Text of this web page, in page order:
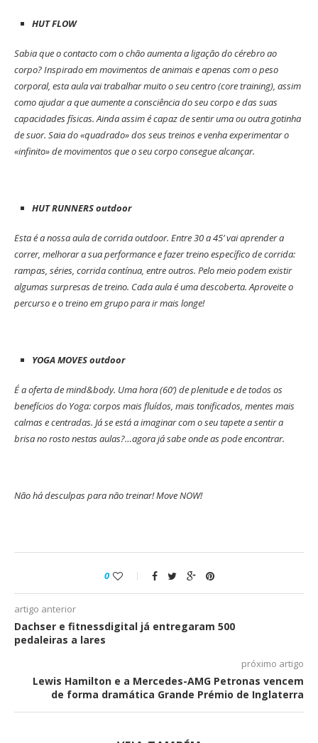
HUT FLOW
Sabia que o contacto com o chão aumenta a ligação do cérebro ao
corpo? Inspirado em movimentos de animais e apenas com o peso
corporal, esta aula vai trabalhar muito o seu centro (core training), assim
como ajudar a que aumente a consciência do seu corpo e das suas
capacidades físicas. Ainda assim é capaz de sentir uma ou outra gotinha
de suor. Saia do «quadrado» dos seus treinos e venha experimentar o
«infinito» de movimentos que o seu corpo consegue alcançar.
HUT RUNNERS outdoor
Esta é a nossa aula de corrida outdoor. Entre 30 a 45’ vai aprender a
correr, melhorar a sua performance e fazer treino específico de corrida:
rampas, séries, corrida contínua, entre outros. Pelo meio podem existir
algumas surpresas de treino. Cada aula é uma descoberta. Aproveite o
percurso e o treino em grupo para ir mais longe!
YOGA MOVES outdoor
É a oferta de mind&body. Uma hora (60’) de plenitude e de todos os
benefícios do Yoga: corpos mais fluídos, mais tonificados, mentes mais
calmas e centradas. Já se está a imaginar com o seu tapete a sentir a
brisa no rosto nestas aulas?…agora já sabe onde as pode encontrar.
Não há desculpas para não treinar! Move NOW!
0
artigo anterior
Dachser e fitnessdigital já entregaram 500
pedaleiras a lares
próximo artigo
Lewis Hamilton e a Mercedes-AMG Petronas vencem
de forma dramática Grande Prémio de Inglaterra